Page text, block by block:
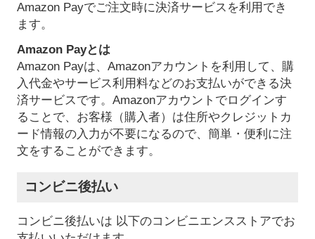
Amazon Payでご注文時に決済サービスを利用でき
ます。
Amazon Payとは
Amazon Payは、Amazonアカウントを利用して、購
入代金やサービス利用料などのお支払いができる決
済サービスです。Amazonアカウントでログインす
ることで、お客様（購入者）は住所やクレジットカ
ード情報の入力が不要になるので、簡単・便利に注
文をすることができます。
コンビニ後払い
コンビニ後払いは 以下のコンビニエンスストアでお